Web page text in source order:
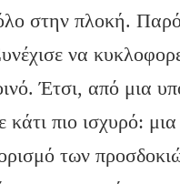
στην πλοκή.
να
Έτσι, από μια
κάτι πιο ισχυρό:
των